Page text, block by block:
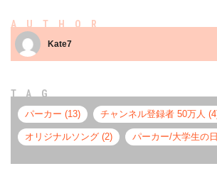
AUTHOR
Kate7
TAG
パーカー (13) チャンネル登録者 50万人
オリジナルソング (2) パーカー/大学生の